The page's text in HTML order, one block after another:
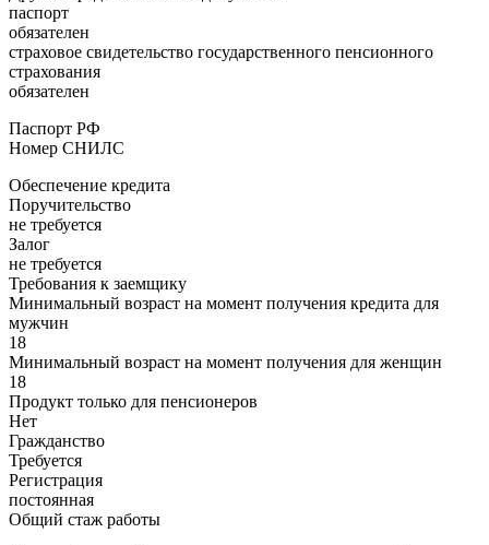
паспорт
обязателен
страховое свидетельство государственного пенсионного
страхования
обязателен
Паспорт РФ
Номер СНИЛС
Обеспечение кредита
Поручительство
не требуется
Залог
не требуется
Требования к заемщику
Минимальный возраст на момент получения кредита для
мужчин
18
Минимальный возраст на момент получения для женщин
18
Продукт только для пенсионеров
Нет
Гражданство
Требуется
Регистрация
постоянная
Общий стаж работы